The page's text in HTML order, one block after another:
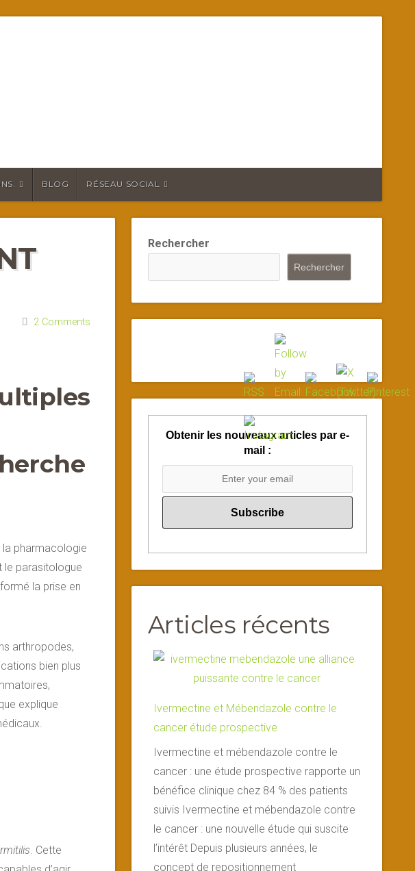
BLOG RÉSEAU SOCIAL
2 Comments
la pharmacologie
le parasitologue
la prise en
arthropodes,
bien plus
explique
. Cette
Rechercher
Rechercher
Obtenir les nouveaux articles par e-
mail :
Articles récents
Ivermectine et Mébendazole contre le
cancer étude prospective
Ivermectine et mébendazole contre le
cancer : une étude prospective rapporte un
bénéfice clinique chez 84 % des patients
suivis Ivermectine et mébendazole contre
le cancer : une nouvelle étude qui suscite
l’intérêt Depuis plusieurs années, le
concept de repositionnement